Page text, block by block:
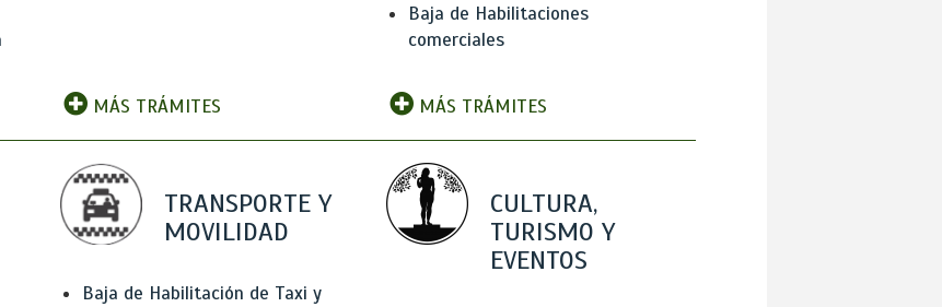
MÁS TRÁMITES
Baja de Habilitaciones
comerciales
MÁS TRÁMITES
TRANSPORTE Y
MOVILIDAD
Baja de Habilitación de Taxi y
CULTURA,
TURISMO Y
EVENTOS